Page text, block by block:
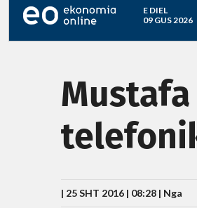
E DIEL
09 GUS 2026
| 25 SHT 2016 | 08:28 | Nga